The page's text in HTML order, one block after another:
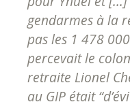
gendarmes à la
pas les 1 478
percevait le
retraite Lionel
au GIP était